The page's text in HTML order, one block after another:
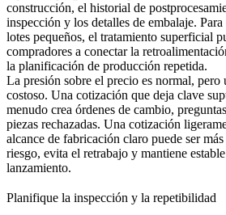
construcción, el historial de
inspección y los detalles de embalaje.
lotes pequeños, el tratamiento superficial
compradores a conectar la
la planificación de producción repetida.
La presión sobre el precio es normal, pero
costoso. Una cotización que deja clave
menudo crea órdenes de cambio,
piezas rechazadas. Una cotización
alcance de fabricación claro puede ser
riesgo, evita el retrabajo y mantiene
lanzamiento.
Planifique la inspección y la repetibilidad